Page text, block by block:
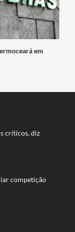
em
críticos, diz
competição